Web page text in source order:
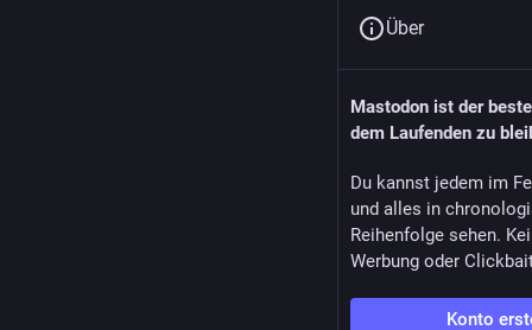
Über
Mastodon ist der
dem Laufenden zu
Du kannst jedem im
und alles in
Reihenfolge sehen.
Werbung oder
Konto